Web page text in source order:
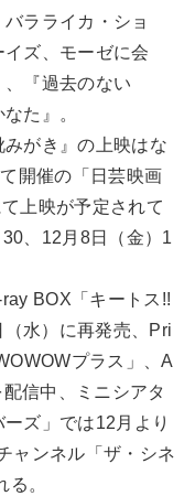
ラライカ・ショ
ズ、モーゼに会
『過去のない
た』。
がき』の上映はな
開催の「日芸映画
上映が予定されて
、12月8日（金）1
BOX「キートス!!
水）に再発売、Pri
プラス」、A
信中、ミニシアタ
ズ」では12月より
ャンネル「ザ・シネ
。